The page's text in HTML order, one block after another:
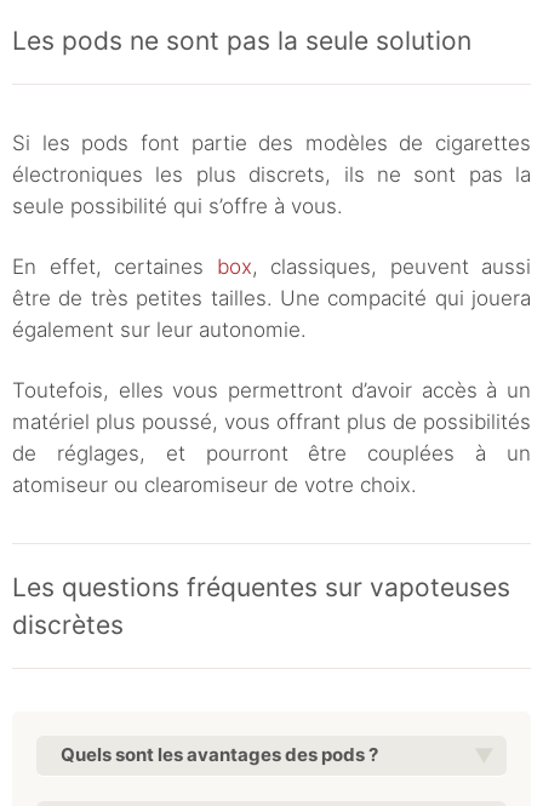
Les pods ne sont pas la seule solution
Si les pods font partie des modèles de cigarettes
électroniques les plus discrets, ils ne sont pas la
seule possibilité qui s’offre à vous.
En effet, certaines box, classiques, peuvent aussi
être de très petites tailles. Une compacité qui jouera
également sur leur autonomie.
Toutefois, elles vous permettront d’avoir accès à un
matériel plus poussé, vous offrant plus de possibilités
de réglages, et pourront être couplées à un
atomiseur ou clearomiseur de votre choix.
Les questions fréquentes sur vapoteuses
discrètes
Quels sont les avantages des pods ?